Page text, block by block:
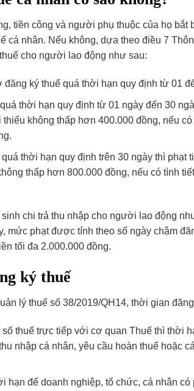
tiền công và người phụ thuộc của họ bắt
cá nhân. Nếu không, dựa theo điều 7
cho người lao động như sau:
ký thuế quá thời hạn quy định từ 01
thời hạn quy định từ 01 ngày đến 30
không thấp hơn 400.000 đồng, nếu
thời hạn quy định trên 30 ngày thì phạt
thấp hơn 800.000 đồng, nếu có tình
chi trả thu nhập cho người lao động
mức phạt được tính theo số ngày chậm
tối đa 2.000.000 đồng.
ký thuế
lý thuế số 38/2019/QH14, thời gian
thuế trực tiếp với cơ quan Thuế thì thời
nhập cá nhân, yêu cầu hoàn thuế hoặc
để doanh nghiệp, tổ chức, cá nhân có